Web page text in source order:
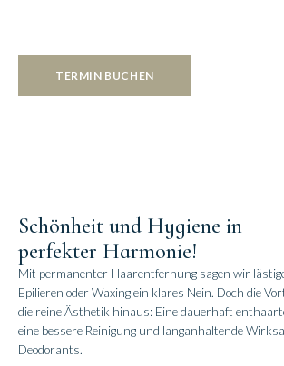
TERMIN BUCHEN
Schönheit und Hygiene in
perfekter Harmonie!
Mit permanenter Haarentfernung sagen wir
Epilieren oder Waxing ein klares Nein. Doch die
die reine Ästhetik hinaus: Eine dauerhaft
eine bessere Reinigung und langanhaltende
Deodorants.